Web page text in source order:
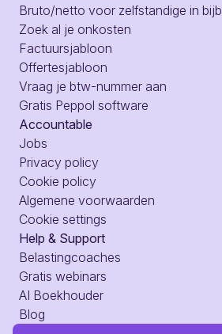
Bruto/netto voor zelfstandige in
Zoek al je onkosten
Factuursjabloon
Offertesjabloon
Vraag je btw-nummer aan
Gratis Peppol software
Accountable
Jobs
Privacy policy
Cookie policy
Algemene voorwaarden
Cookie settings
Help & Support
Belastingcoaches
Gratis webinars
AI Boekhouder
Blog